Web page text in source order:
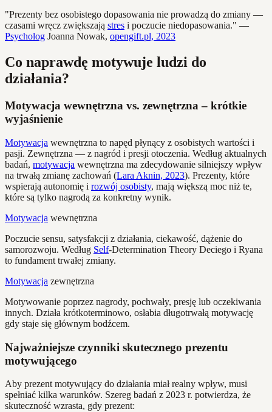
"Prezenty bez osobistego dopasowania nie prowadzą do zmiany —
czasami wręcz zwiększają stres i poczucie niedopasowania." —
Psycholog Joanna Nowak, opengift.pl, 2023
Co naprawdę motywuje ludzi do
działania?
Motywacja wewnętrzna vs. zewnętrzna – krótkie
wyjaśnienie
Motywacja wewnętrzna to napęd płynący z osobistych wartości i
pasji. Zewnętrzna — z nagród i presji otoczenia. Według aktualnych
badań, motywacja wewnętrzna ma zdecydowanie silniejszy wpływ
na trwałą zmianę zachowań (Lara Aknin, 2023). Prezenty, które
wspierają autonomię i rozwój osobisty, mają większą moc niż te,
które są tylko nagrodą za konkretny wynik.
Motywacja wewnętrzna
Poczucie sensu, satysfakcji z działania, ciekawość, dążenie do
samorozwoju. Według Self-Determination Theory Deciego i Ryana
to fundament trwałej zmiany.
Motywacja zewnętrzna
Motywowanie poprzez nagrody, pochwały, presję lub oczekiwania
innych. Działa krótkoterminowo, osłabia długotrwałą motywację
gdy staje się głównym bodźcem.
Najważniejsze czynniki skutecznego prezentu
motywującego
Aby prezent motywujący do działania miał realny wpływ, musi
spełniać kilka warunków. Szereg badań z 2023 r. potwierdza, że
skuteczność wzrasta, gdy prezent: